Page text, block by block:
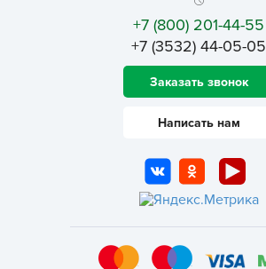
+7 (800) 201-44-55
+7 (3532) 44-05-05
Заказать звонок
Написать нам